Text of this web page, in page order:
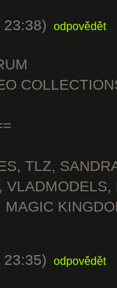
23:38) odpovědět
TLZ,
VLADMODELS,
MAGIC
23:35) odpovědět